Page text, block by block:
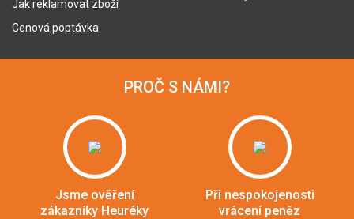
Jak reklamovat zboží
Cenová poptávka
PROČ S NÁMI?
Jsme ověření
zákazníky Heuréky
Při nespokojenosti
vrácení peněz